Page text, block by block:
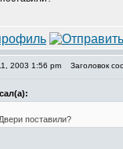
2003 1:56 pm Заголовок
поставили?